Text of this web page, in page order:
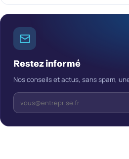
Restez informé
Nos conseils et actus, sans spam,